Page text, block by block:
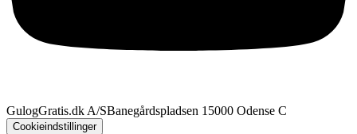
GulogGratis.dk A/SBanegårdspladsen 1 5000 Odense C
Cookieindstillinger